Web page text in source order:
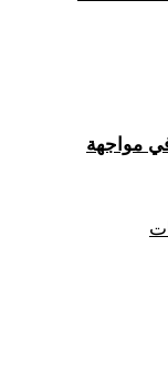
في مواجهة